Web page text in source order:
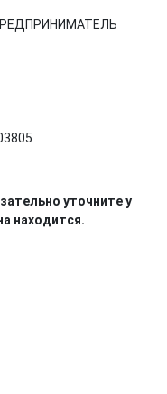
уточните у
находится.